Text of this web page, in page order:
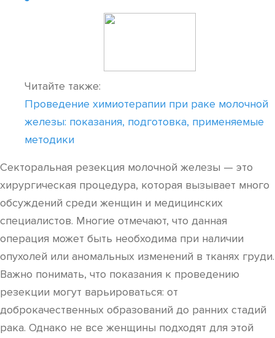
Читайте также:
Проведение химиотерапии при раке молочной
железы: показания, подготовка, применяемые
методики
Секторальная резекция молочной железы — это
хирургическая процедура, которая вызывает много
обсуждений среди женщин и медицинских
специалистов. Многие отмечают, что данная
операция может быть необходима при наличии
опухолей или аномальных изменений в тканях груди.
Важно понимать, что показания к проведению
резекции могут варьироваться: от
доброкачественных образований до ранних стадий
рака. Однако не все женщины подходят для этой